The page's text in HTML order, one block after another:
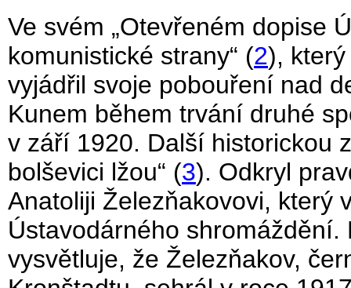
Ve svém „Otevřeném dopise
komunistické strany“ (2),
vyjádřil svoje pobouření nad
Kunem během trvání druhé
v září 1920. Další historickou
bolševici lžou“ (3). Odkryl
Anatoliji Železňakovovi, který
Ústavodárného
vysvětluje, že Železňakov,